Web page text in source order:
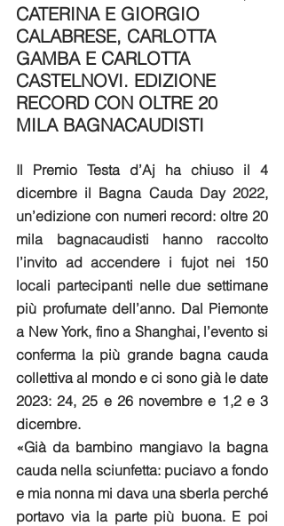
CATERINA E GIORGIO
CALABRESE, CARLOTTA
GAMBA E CARLOTTA
CASTELNOVI. EDIZIONE
RECORD CON OLTRE 20
MILA BAGNACAUDISTI
Il Premio Testa d’Aj ha chiuso il 4
dicembre il Bagna Cauda Day 2022,
un’edizione con numeri record: oltre 20
mila bagnacaudisti hanno raccolto
l’invito ad accendere i fujot nei 150
locali partecipanti nelle due settimane
più profumate dell’anno. Dal Piemonte
a New York, fino a Shanghai, l’evento si
conferma la più grande bagna cauda
collettiva al mondo e ci sono già le date
2023: 24, 25 e 26 novembre e 1,2 e 3
dicembre.
«Già da bambino mangiavo la bagna
cauda nella sciunfetta: puciavo a fondo
e mia nonna mi dava una sberla perché
portavo via la parte più buona. E poi